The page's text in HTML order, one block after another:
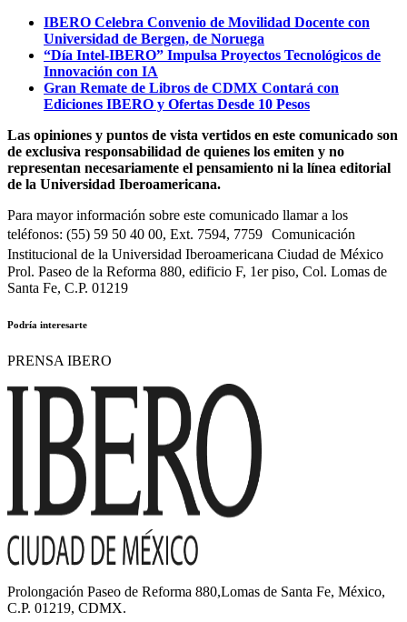
IBERO Celebra Convenio de Movilidad Docente con
Universidad de Bergen, de Noruega
“Día Intel-IBERO” Impulsa Proyectos Tecnológicos de
Innovación con IA
Gran Remate de Libros de CDMX Contará con
Ediciones IBERO y Ofertas Desde 10 Pesos
Las opiniones y puntos de vista vertidos en este comunicado son
de exclusiva responsabilidad de quienes los emiten y no
representan necesariamente el pensamiento ni la línea editorial
de la Universidad Iberoamericana.
Para mayor información sobre este comunicado llamar a los
teléfonos: (55) 59 50 40 00, Ext. 7594, 7759 Comunicación
Institucional de la Universidad Iberoamericana Ciudad de México
Prol. Paseo de la Reforma 880, edificio F, 1er piso, Col. Lomas de
Santa Fe, C.P. 01219
Podría interesarte
PRENSA IBERO
Prolongación Paseo de Reforma 880,Lomas de Santa Fe, México,
C.P. 01219, CDMX.